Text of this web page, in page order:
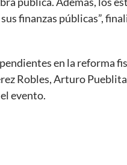
finanzas públicas”,
en la reforma
Robles, Arturo
evento.